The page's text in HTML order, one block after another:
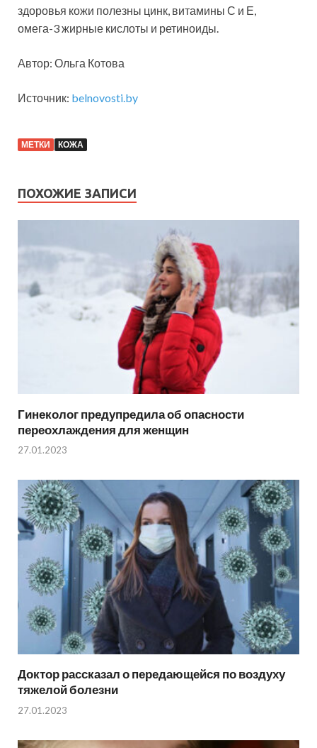
здоровья кожи полезны цинк, витамины С и Е,
омега-3 жирные кислоты и ретиноиды.
Автор: Ольга Котова
Источник: belnovosti.by
МЕТКИ КОЖА
ПОХОЖИЕ ЗАПИСИ
Гинеколог предупредила об опасности
переохлаждения для женщин
27.01.2023
Доктор рассказал о передающейся по воздуху
тяжелой болезни
27.01.2023